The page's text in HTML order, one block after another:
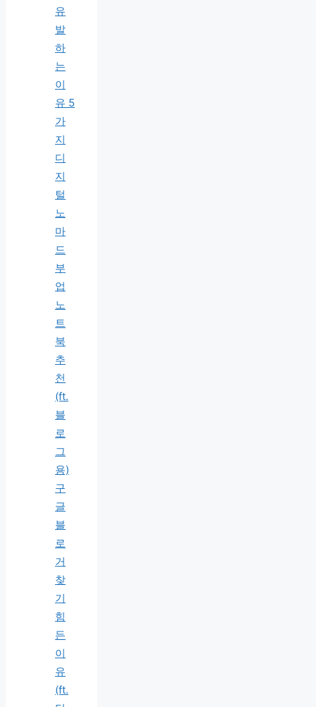
유
발
하
는
이
유 5
가
지
디
지
털
노
마
드
부
업
노
트
북
추
천
(ft.
블
로
그
용)
구
글
블
로
거
찾
기
힘
든
이
유
(ft.